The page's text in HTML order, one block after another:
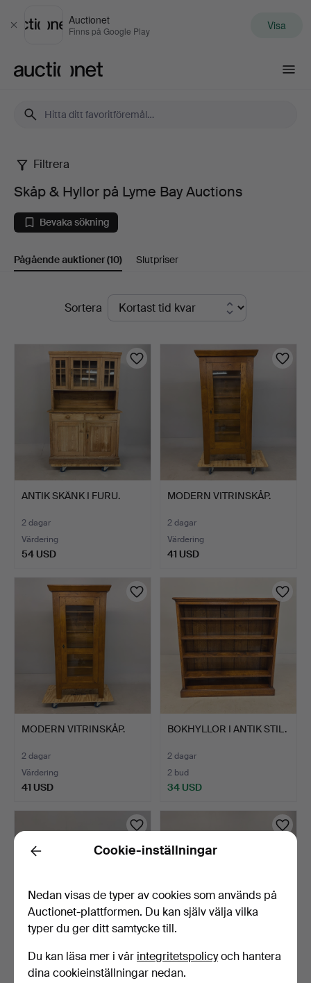
Stäng
Auctionet
Finns på Google Play Visa
Skåp
Hyllor
på
Bay
Auctions
Filtrera
Skåp & Hyllor på Lyme Bay Auctions
Bevaka sökning
Pågående auktioner(10) Slutpriser
PågåendeSortera
ANTIK SKÄNK I FURU.
2 dagar
Värdering
54 USD
MODERN VITRINSKÅP.
2 dagar
Värdering
41 USD
MODERN VITRINSKÅP.
2 dagar
Värdering
41 USD
BOKHYLLOR I ANTIK STIL.
2 dagar
2 bud
34 USD
MODERN SKÅP OCH
LÅDOR I LJUS EK.
SKÄNK I ANTIK STIL.
Back Cookie-inställningar
Nedan visas de typer av cookies som används på
Auctionet-plattformen. Du kan själv välja vilka
typer du ger ditt samtycke till.
Du kan läsa mer i vår integritetspolicyoch hantera
dina cookieinställningar nedan.